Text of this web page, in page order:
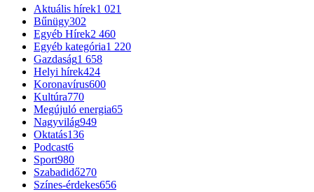
Aktuális hírek1 021
Bűnügy302
Egyéb Hírek2 460
Egyéb kategória1 220
Gazdaság1 658
Helyi hírek424
Koronavírus600
Kultúra770
Megújuló energia65
Nagyvilág949
Oktatás136
Podcast6
Sport980
Szabadidő270
Színes-érdekes656